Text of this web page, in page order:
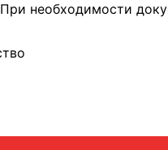
необходимости